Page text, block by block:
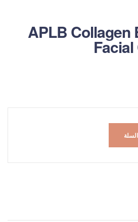
APLB Collagen